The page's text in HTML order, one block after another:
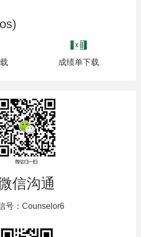
成绩单下载
信沟通
号：Counselor6